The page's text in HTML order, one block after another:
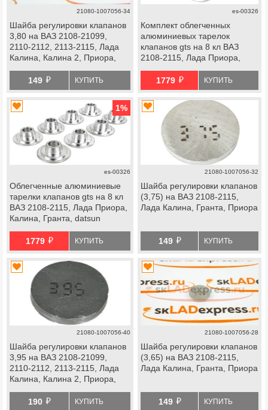
21080-1007056-34
Шайба регулировки клапанов
3,80 на ВАЗ 2108-21099,
2110-2112, 2113-2115, Лада
Калина, Калина 2, Приора,
149 й КУПИТЬ
es-00326
Комплект облегченных
алюминиевых тарелок
клапанов gts на 8 кл ВАЗ
2108-2115, Лада Приора,
datsun1779 й КУПИТЬ
1%
es-00326
Облегченные алюминиевые
тарелки клапанов gts на 8 кл
ВАЗ 2108-2115, Лада Приора,
Калина, Гранта, datsun
1779 й КУПИТЬ
21080-1007056-32
Шайба регулировки клапанов
(3,75) на ВАЗ 2108-2115,
Лада Калина, Гранта, Приора
149 й КУПИТЬ
21080-1007056-40
Шайба регулировки клапанов
3,95 на ВАЗ 2108-21099,
2110-2112, 2113-2115, Лада
Калина, Калина 2, Приора,
190 й КУПИТЬ
21080-1007056-28
Шайба регулировки клапанов
(3,65) на ВАЗ 2108-2115,
Лада Калина, Гранта, Приора
149 й КУПИТЬ